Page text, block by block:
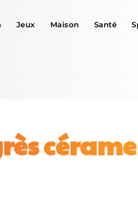
Jeux Maison Santé
cérame